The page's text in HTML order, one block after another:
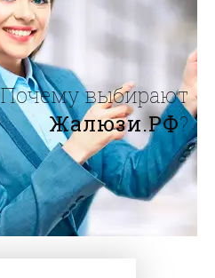
Почему выбирают
Жалюзи.РФ?